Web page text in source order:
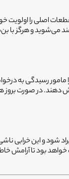
برای تایید تخصص و حساب بانکی تکنسین‌ها داریم. برخلاف سپردن کار به افراد
مامور رسیدگی به
در صورت بروز
که قطعه تعویض‌شده دوباره دچار
بود تا آرامش خاطر